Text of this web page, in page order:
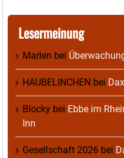
Lesermeinung
Marlen bei
HAUBELINCHEN bei
Blocky bei Ebbe im
Inn
Gesellschaft 2026 bei